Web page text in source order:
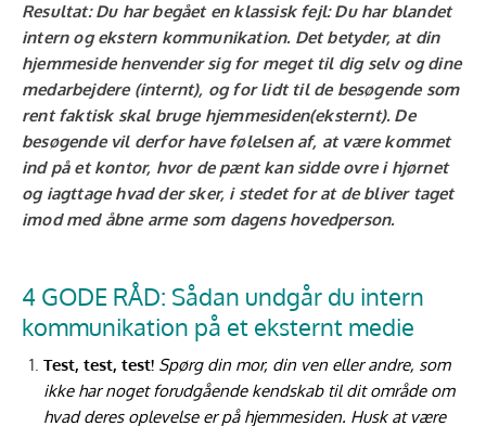
Resultat: Du har begået en klassisk fejl: Du har blandet
intern og ekstern kommunikation. Det betyder, at din
hjemmeside henvender sig for meget til dig selv og dine
medarbejdere (internt), og for lidt til de besøgende som
rent faktisk skal bruge hjemmesiden(eksternt). De
besøgende vil derfor have følelsen af, at være kommet
ind på et kontor, hvor de pænt kan sidde ovre i hjørnet
og iagttage hvad der sker, i stedet for at de bliver taget
imod med åbne arme som dagens hovedperson.
4 GODE RÅD: Sådan undgår du intern
kommunikation på et eksternt medie
Test, test, test! Spørg din mor, din ven eller andre, som
ikke har noget forudgående kendskab til dit område om
hvad deres oplevelse er på hjemmesiden. Husk at være